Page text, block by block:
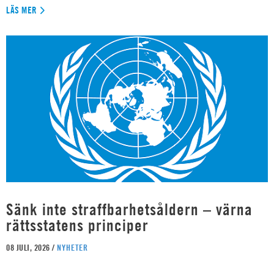
LÄS MER
Sänk inte straffbarhetsåldern – värna
rättsstatens principer
08 JULI, 2026 / NYHETER